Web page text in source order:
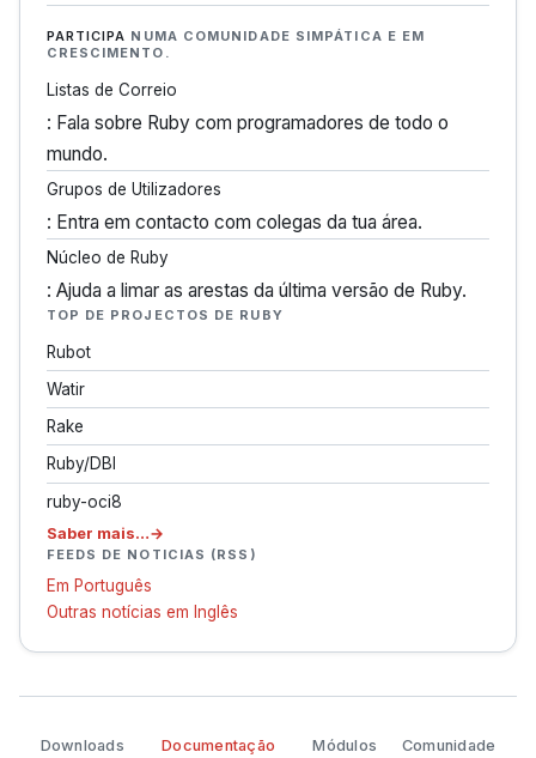
PARTICIPA NUMA COMUNIDADE SIMPÁTICA E EM
CRESCIMENTO.
Listas de Correio
: Fala sobre Ruby com programadores de todo o
mundo.
Grupos de Utilizadores
: Entra em contacto com colegas da tua área.
Núcleo de Ruby
: Ajuda a limar as arestas da última versão de Ruby.
TOP DE PROJECTOS DE RUBY
Rubot
Watir
Rake
Ruby/DBI
ruby-oci8
Saber mais…
FEEDS DE NOTICIAS (RSS)
Em Português
Outras notícias em Inglês
Downloads Documentação Módulos Comunidade